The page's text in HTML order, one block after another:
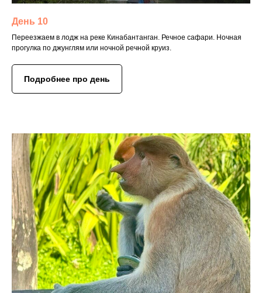
День 10
Переезжаем в лодж на реке Кинабантанган. Речное сафари. Ночная
прогулка по джунглям или ночной речной круиз.
Подробнее про день